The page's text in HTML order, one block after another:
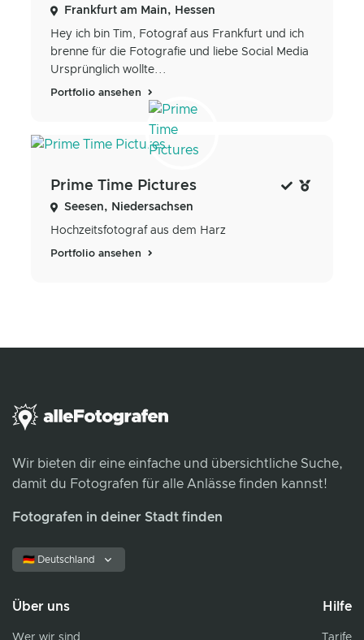
Frankfurt am Main, Hessen
Hey ich bin Tim, Fotograf aus Frankfurt und ich
brenne für die Fotografie und liebe Social Media
Ursprünglich wollte...
Portfolio ansehen
Prime Time Pictures
Seesen, Niedersachsen
Hochzeitsfotograf aus dem Harz
Portfolio ansehen
Wir bieten dir eine einfache und übersichtliche Suche,
damit du Fotografen für alle Anlässe finden kannst!
Fotografen in deiner Stadt finden
🇩🇪 Deutschland
Über uns
Wer wir sind
Hilfe
Tarife